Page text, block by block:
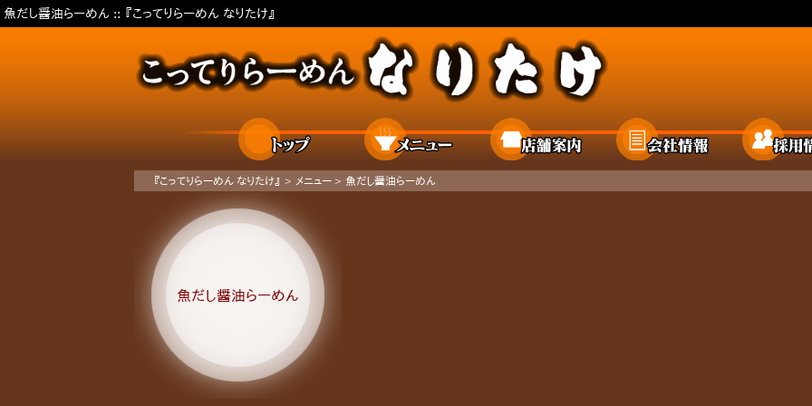
魚だし醤油らーめん :: 『こってりらーめん なりたけ』
ホーム メニュー 店舗案内 会社情報
『こってりらーめん なりたけ』 > メニュー > 魚だし醤油らーめん
魚だし醤油らーめん